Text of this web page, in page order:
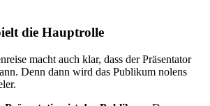
die Hauptrolle
macht auch klar, dass der Präsentator
Denn dann wird das Publikum nolens